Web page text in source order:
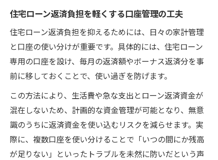
策法
住宅ローン返済で知っておきたい門真の支援策
住宅ローン返済負担を減らす支援制度の特
徴
住宅ローン返済と門真の家計サポート制度
住宅ローン返済負担軽減のための相談先と
は
JA住宅ローン大阪の支援情報を活かす方法
住宅ローン返済負担を軽くする口座管理の工夫
住宅ローン返済負担を抑えるためには、日々の家計管理
と口座の使い分けが重要です。具体的には、住宅ローン
専用の口座を設け、毎月の返済額やボーナス返済分を事
前に移しておくことで、使い過ぎを防げます。
この方法により、生活費や急な支出とローン返済資金が
混在しないため、計画的な資金管理が可能となり、無意
識のうちに返済資金を使い込むリスクを減らせます。実
際に、複数口座を使い分けることで「いつの間にか残高
が足りない」といったトラブルを未然に防いだという声